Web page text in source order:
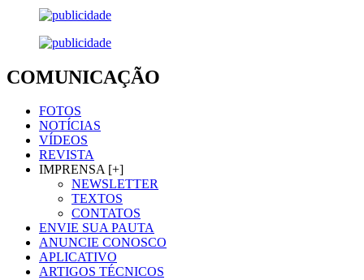
COMUNICAÇÃO
FOTOS
NOTÍCIAS
VÍDEOS
REVISTA
IMPRENSA [+]
NEWSLETTER
TEXTOS
CONTATOS
ENVIE SUA PAUTA
ANUNCIE CONOSCO
APLICATIVO
ARTIGOS TÉCNICOS